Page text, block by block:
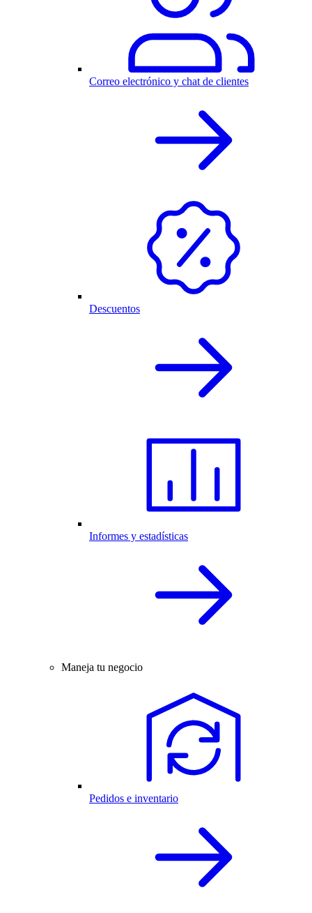
Correo electrónico y chat de clientes
Descuentos
Informes y estadísticas
Maneja tu negocio
Pedidos e inventario